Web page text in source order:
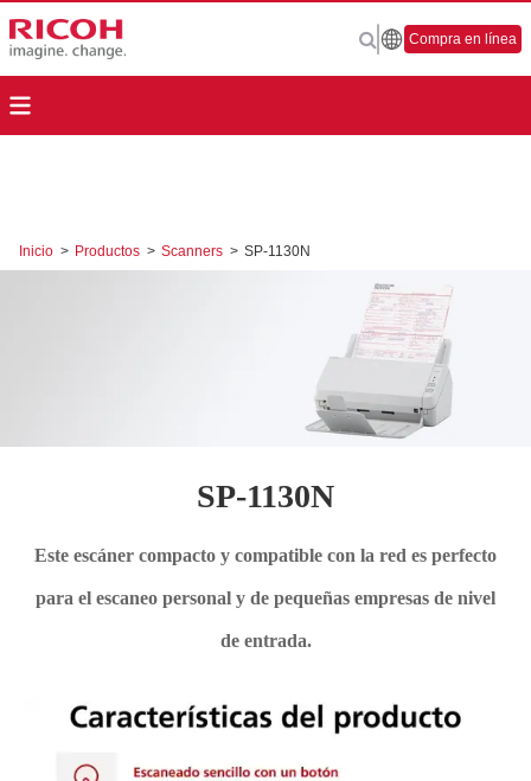
Compra en línea
Inicio > Productos > Scanners > SP-1130N
SP-1130N
Este escáner compacto y compatible con la red es perfecto
para el escaneo personal y de pequeñas empresas de nivel
de entrada.